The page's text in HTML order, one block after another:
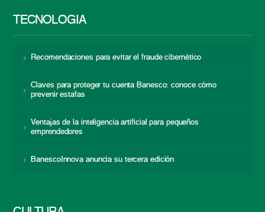
TECNOLOGÍA
Recomendaciones para evitar el fraude cibernético
Claves para proteger tu cuenta Banesco: conoce cómo
prevenir estafas
Ventajas de la inteligencia artificial para pequeños
emprendedores
BanescoInnova anuncia su tercera edición